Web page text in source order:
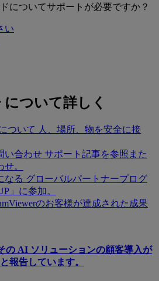
についてサポートが必要ですか？
い
について詳しく
ついて 人、場所、物を安全に接
い合わせ サポート記事を参照また
。
なる グローバルパートナープログ
」に参加。
のお客様が達成された成果
の AI ソリューションの顧客導入が
報告しています。